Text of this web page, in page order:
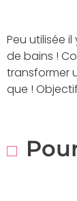
Peu utilisée
de bains !
transformer
que !